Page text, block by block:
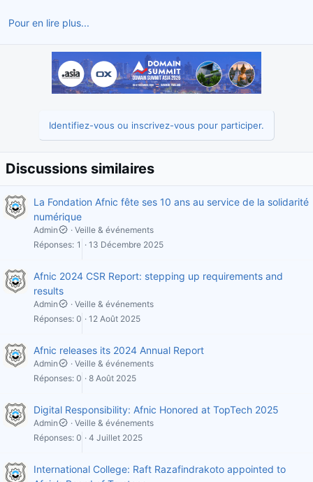
d
Pour en lire plus...
Identifiez-vous ou inscrivez-vous pour participer.
Discussions similaires
La Fondation Afnic fête ses 10 ans au service de la solidarité
numérique
Admin
Veille & événements
Réponses 1 13 Décembre 2025
Afnic 2024 CSR Report: stepping up requirements and
results
Admin
Veille & événements
Réponses 0 12 Août 2025
Afnic releases its 2024 Annual Report
Admin
Veille & événements
Réponses 0 8 Août 2025
Digital Responsibility: Afnic Honored at TopTech 2025
Admin
Veille & événements
Réponses 0 4 Juillet 2025
International College: Raft Razafindrakoto appointed to